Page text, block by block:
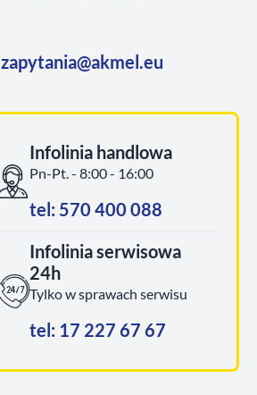
zapytania@akmel.eu
Infolinia handlowa
Pn-Pt. - 8:00 - 16:00
tel: 570 400 088
Infolinia serwisowa
24h
Tylko w sprawach serwisu
tel: 17 227 67 67